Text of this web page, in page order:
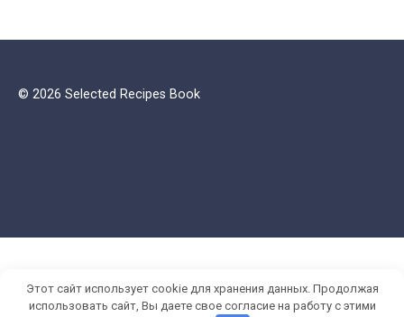
© 2026 Selected Recipes Book
Этот сайт использует cookie для хранения данных. Продолжая
использовать сайт, Вы даете свое согласие на работу с этими